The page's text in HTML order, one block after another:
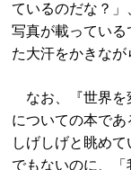
ているのだな？
写真が載っている
た大汗をかきなが
なお、『世界を
についての本で
しげしげと眺め
でもないのに、「